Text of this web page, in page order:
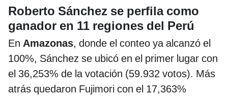
Roberto Sánchez se perfila como
ganador en 11 regiones del Perú
En Amazonas, donde el conteo ya alcanzó el
100%, Sánchez se ubicó en el primer lugar con
el 36,253% de la votación (59.932 votos). Más
atrás quedaron Fujimori con el 17,363%